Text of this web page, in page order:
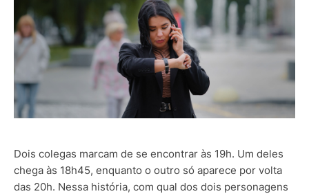
Dois colegas marcam de se encontrar às 19h. Um deles
chega às 18h45, enquanto o outro só aparece por volta
das 20h. Nessa história, com qual dos dois personagens